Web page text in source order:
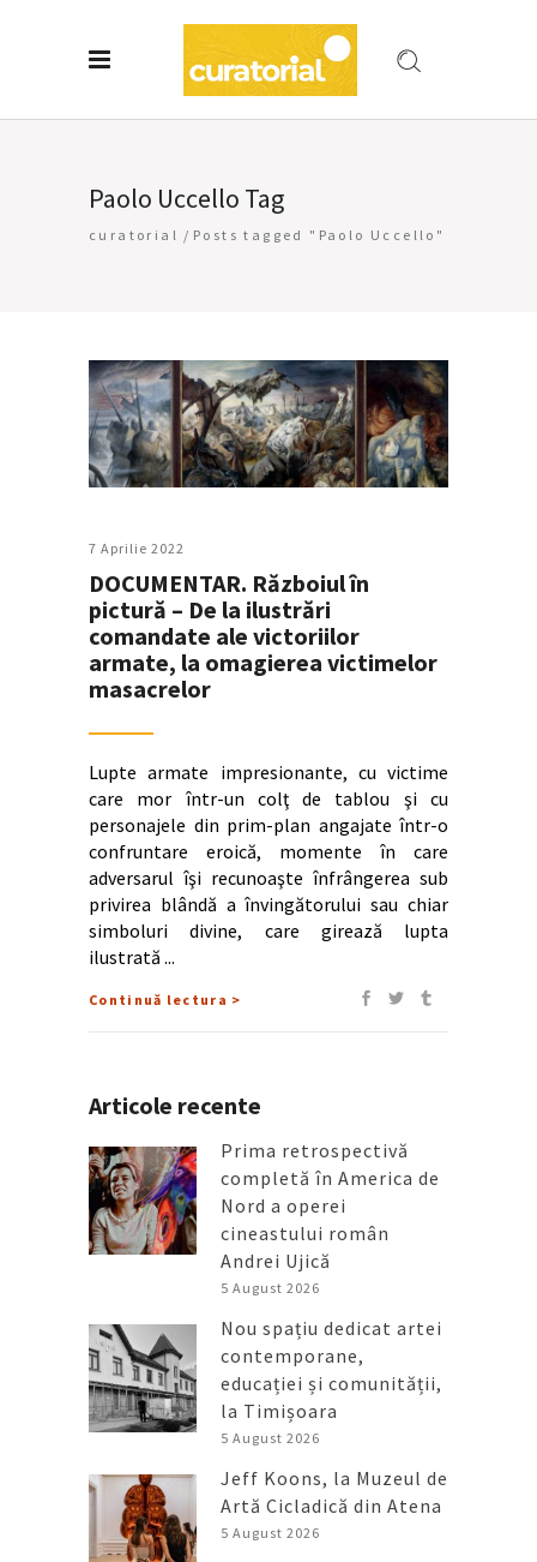
Paolo Uccello Tag
curatorial / Posts tagged "Paolo Uccello"
7 Aprilie 2022
DOCUMENTAR. Războiul în
pictură – De la ilustrări
comandate ale victoriilor
armate, la omagierea victimelor
masacrelor
Lupte armate impresionante, cu victime
care mor într-un colţ de tablou şi cu
personajele din prim-plan angajate într-o
confruntare eroică, momente în care
adversarul îşi recunoaşte înfrângerea sub
privirea blândă a învingătorului sau chiar
simboluri divine, care girează lupta
ilustrată
Continuă lectura >
Articole recente
Prima retrospectivă
completă în America de
Nord a operei
cineastului român
Andrei Ujică
5 August 2026
Nou spațiu dedicat artei
contemporane,
educației și comunității,
la Timișoara
5 August 2026
Jeff Koons, la Muzeul de
Artă Cicladică din Atena
5 August 2026